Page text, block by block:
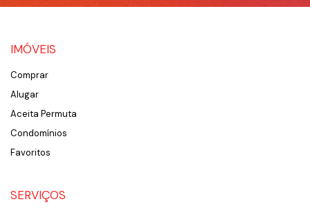
IMÓVEIS
Comprar
Alugar
Aceita Permuta
Condomínios
Favoritos
SERVIÇOS